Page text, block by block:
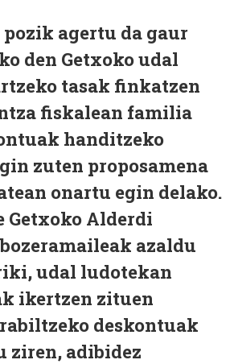
pozik agertu da gaur
den Getxoko udal
tasak finkatzen
fiskalean familia
handitzeko
zuten proposamena
onartu egin delako.
Getxoko Alderdi
azaldu
udal ludotekan
ikertzen zituen
deskontuak
ziren, adibidez